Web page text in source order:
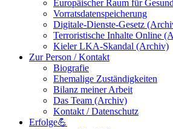
Europäischer Raum für
Vorratsdatenspeicherung
Digitale-Dienste-Gesetz
Terroristische Inhalte Online
Kieler LKA-Skandal (Archiv)
Zur Person / Kontakt
Biografie
Ehemalige Zuständigkeiten
Bilanz meiner Arbeit
Das Team (Archiv)
Kontakt / Datenschutz
Erfolge💪